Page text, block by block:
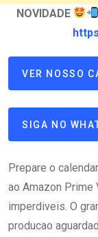
NOVIDADE
VER NOSSO
SIGA NO
Prepare o
ao Amazon Prime
imperdiveis. O
producao